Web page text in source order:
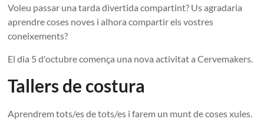
Voleu passar una tarda divertida compartint? Us agradaria
aprendre coses noves i alhora compartir els vostres
coneixements?
El dia 5 d'octubre comença una nova activitat a Cervemakers.
Tallers de costura
Aprendrem tots/es de tots/es i farem un munt de coses xules.